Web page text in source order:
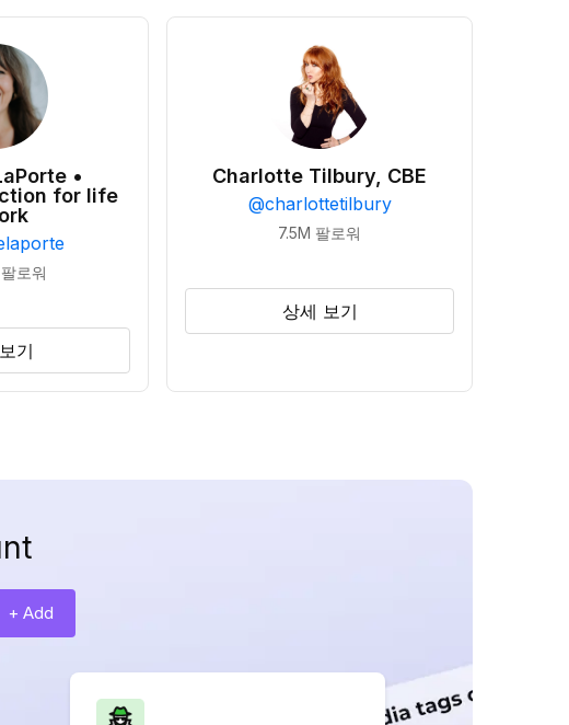
•
for life
팔로워
기
Charlotte Tilbury, CBE
@charlottetilbury
7.5M 팔로워
상세 보기
+ Add